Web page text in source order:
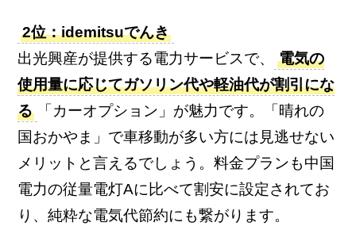
2位：idemitsuでんき
出光興産が提供する電力サービスで、
電気の
使用量に応じてガソリン代や軽油代が割引にな
る
「カーオプション」が魅力です。「晴れの
国おかやま」で車移動が多い方には見逃せない
メリットと言えるでしょう。料金プランも中国
電力の従量電灯Aに比べて割安に設定されてお
り、純粋な電気代節約にも繋がります。